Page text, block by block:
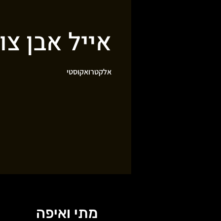
אייל אבן
אלקטרואקוסטי
מתי ואיפה